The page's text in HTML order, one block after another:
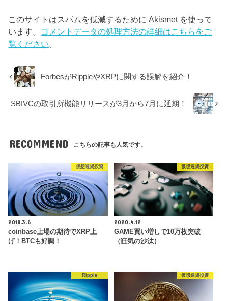
このサイトはスパムを低減するために Akismet を使って
います。 コメントデータの処理方法の詳細はこちらをご
覧ください。
ForbesがRippleやXRPに関する誤解を紹介！
SBIVCの取引所機能リリースが3月から7月に延期！
RECOMMEND こちらの記事も人気です。
仮想通貨投資
2018.3.6
coinbase上場の期待でXRP上
げ！BTCも好調！
仮想通貨投資
2020.4.12
GAME買い増しで10万枚突破
（狂気の沙汰）
Ripple 仮想通貨投資